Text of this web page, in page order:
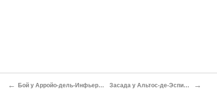
← Бой у Арройо-дель-Инфьерно[5] Засада у Альтос-де-Эспиносы →